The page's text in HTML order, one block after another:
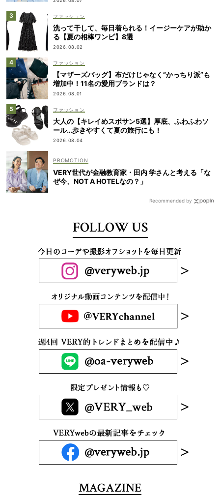
ファッション
洗って干して、毎日着られる！イージーケアが助か
る【夏の相棒ワンピ】8選
2026.08.02
ファッション
【マザーズバッグ】布だけじゃなく“かっちり派”も
増加中！11名の愛用ブランドは？
2026.08.01
ファッション
大人の【キレイめスポサン5選】厚底、ふわふわソ
ール…歩きやすくて夏の旅行にも！
2026.08.04
VERY世代が金融教育家・田内 学さんと考える「な
ぜ今、NOT A HOTELなの？」
Recommended by
FOLLOW US
MAGAZINE